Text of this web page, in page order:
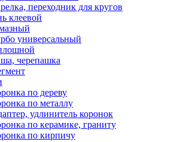
переходник для кругов
клеевой
универсальный
черепашка
по дереву
по металлу
удлинитель коронок
по керамике, граниту
по кирпичу